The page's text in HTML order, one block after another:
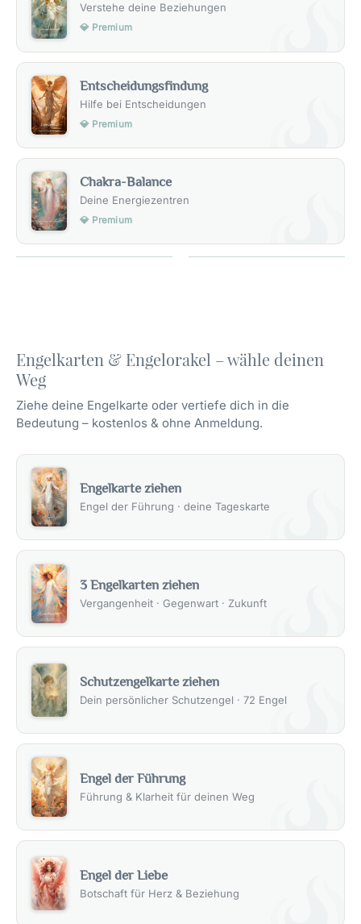
Verstehe deine Beziehungen
💎 Premium
Entscheidungsfindung
Hilfe bei Entscheidungen
💎 Premium
Chakra-Balance
Deine Energiezentren
💎 Premium
Engelkarten & Engelorakel – wähle deinen
Weg
Ziehe deine Engelkarte oder vertiefe dich in die
Bedeutung – kostenlos & ohne Anmeldung.
Engelkarte ziehen
Engel der Führung · deine Tageskarte
3 Engelkarten ziehen
Vergangenheit · Gegenwart · Zukunft
Schutzengelkarte ziehen
Dein persönlicher Schutzengel · 72 Engel
Engel der Führung
Führung & Klarheit für deinen Weg
Engel der Liebe
Botschaft für Herz & Beziehung